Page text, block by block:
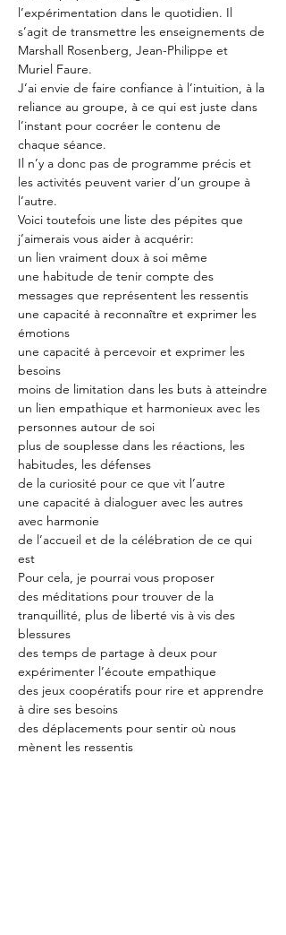
l’expérimentation dans le quotidien. Il
s’agit de transmettre les enseignements de
Marshall Rosenberg, Jean-Philippe et
Muriel Faure.
J’ai envie de faire confiance à l’intuition, à la
reliance au groupe, à ce qui est juste dans
l’instant pour cocréer le contenu de
chaque séance.
Il n’y a donc pas de programme précis et
les activités peuvent varier d’un groupe à
l’autre.
Voici toutefois une liste des pépites que
j’aimerais vous aider à acquérir:
un lien vraiment doux à soi même
une habitude de tenir compte des
messages que représentent les ressentis
une capacité à reconnaître et exprimer les
émotions
une capacité à percevoir et exprimer les
besoins
moins de limitation dans les buts à atteindre
un lien empathique et harmonieux avec les
personnes autour de soi
plus de souplesse dans les réactions, les
habitudes, les défenses
de la curiosité pour ce que vit l’autre
une capacité à dialoguer avec les autres
avec harmonie
de l’accueil et de la célébration de ce qui
est
Pour cela, je pourrai vous proposer
des méditations pour trouver de la
tranquillité, plus de liberté vis à vis des
blessures
des temps de partage à deux pour
expérimenter l’écoute empathique
des jeux coopératifs pour rire et apprendre
à dire ses besoins
des déplacements pour sentir où nous
mènent les ressentis